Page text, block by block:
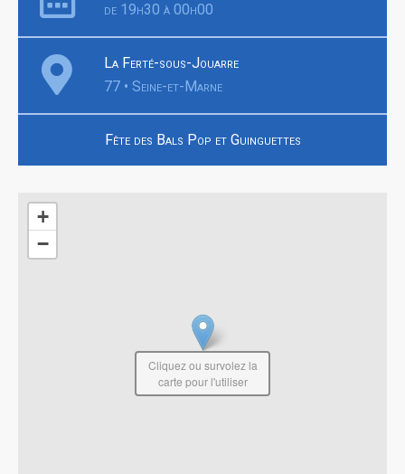
de 19h30 à 00h00
La Ferté-sous-Jouarre
77 • Seine-et-Marne
Fête des Bals Pop et Guinguettes
+
−
Cliquez ou survolez la
carte pour l'utiliser